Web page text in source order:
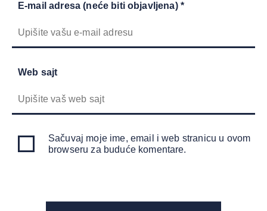
E-mail adresa (neće biti objavljena) *
Web sajt
Sačuvaj moje ime, email i web stranicu u ovom
browseru za buduće komentare.